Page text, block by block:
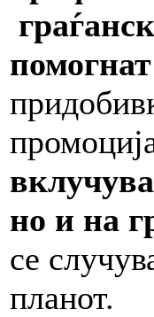
но и на
се
планот.